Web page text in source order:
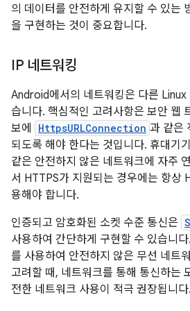
의 데이터를 안전하게 유지할 수 있는
을 구현하는 것이 중요합니다.
IP 네트워킹
Android에서의 네트워킹은 다른 Linux
습니다. 핵심적인 고려사항은 보안 웹
보에
HttpsURLConnection 과 같은
되도록 해야 한다는 것입니다. 휴대기
같은 안전하지 않은 네트워크에 자주
서 HTTPS가 지원되는 경우에는 항상
용해야 합니다.
인증되고 암호화된 소켓 수준 통신은
사용하여 간단하게 구현할 수 있습니
를 사용하여 안전하지 않은 무선 네트
고려할 때, 네트워크를 통해 통신하는
전한 네트워크 사용이 적극 권장됩니다.